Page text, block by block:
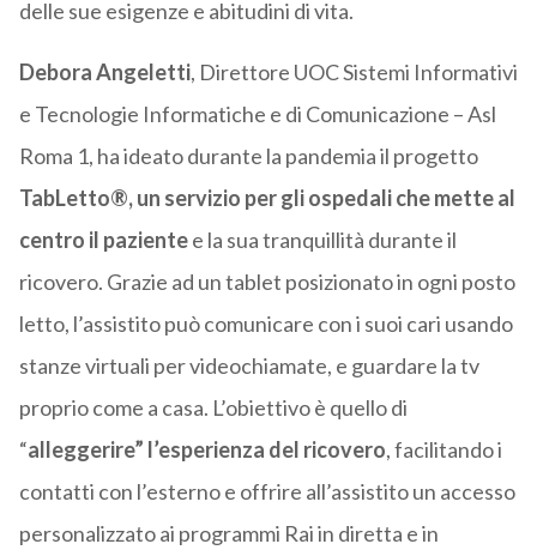
delle sue esigenze e abitudini di vita.
Debora Angeletti, Direttore UOC Sistemi Informativi
e Tecnologie Informatiche e di Comunicazione – Asl
Roma 1, ha ideato durante la pandemia il progetto
TabLetto®, un servizio per gli ospedali che mette al
centro il pazientee la sua tranquillità durante il
ricovero. Grazie ad un tablet posizionato in ogni posto
letto, l’assistito può comunicare con i suoi cari usando
stanze virtuali per videochiamate, e guardare la tv
proprio come a casa. L’obiettivo è quello di
“alleggerire” l’esperienza del ricovero, facilitando i
contatti con l’esterno e offrire all’assistito un accesso
personalizzato ai programmi Rai in diretta e in